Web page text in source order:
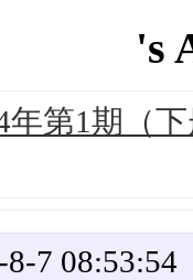
's
年第1期（
7 08:53:54